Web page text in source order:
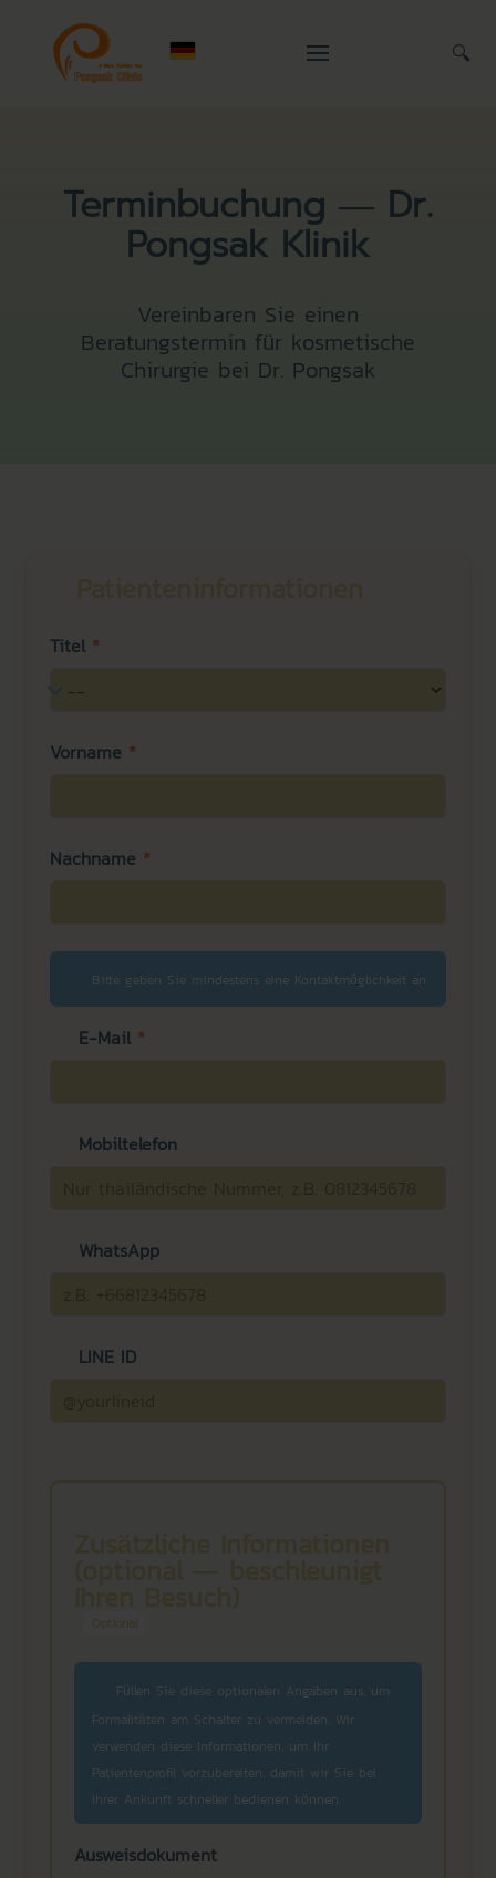
🔍
Terminbuchung — Dr.
Pongsak Klinik
Vereinbaren Sie einen
Beratungstermin für kosmetische
Chirurgie bei Dr. Pongsak
Titel *
Vorname *
Nachname *
Bitte geben Sie mindestens eine Kontaktmöglichkeit an
E-Mail *
Mobiltelefon
WhatsApp
LINE ID
Optional
Füllen Sie diese optionalen Angaben aus, um
Formalitäten am Schalter zu vermeiden. Wir
verwenden diese Informationen, um Ihr
Patientenprofil vorzubereiten, damit wir Sie bei
Ihrer Ankunft schneller bedienen können.
Ausweisdokument